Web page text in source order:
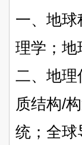
一、地
理学；地
二、地理
质结构/
统；全球